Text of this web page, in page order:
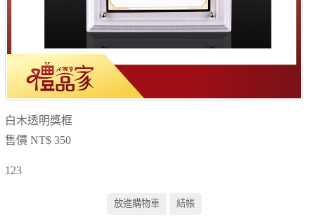
白木透明獎框
售價 NT$ 350
123